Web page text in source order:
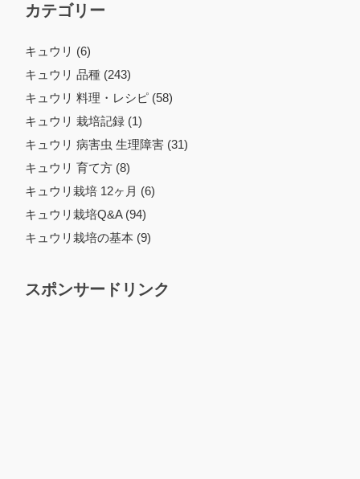
カテゴリー
キュウリ (6)
キュウリ 品種 (243)
キュウリ 料理・レシピ (58)
キュウリ 栽培記録 (1)
キュウリ 病害虫 生理障害 (31)
キュウリ 育て方 (8)
キュウリ栽培 12ヶ月 (6)
キュウリ栽培Q&A (94)
キュウリ栽培の基本 (9)
スポンサードリンク